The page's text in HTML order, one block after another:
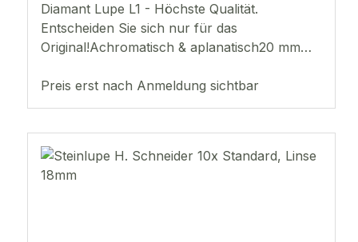
Diamant Lupe L1 - Höchste Qualität.
Entscheiden Sie sich nur für das
Original!Achromatisch & aplanatisch20 mm
Preis erst nach Anmeldung sichtbar